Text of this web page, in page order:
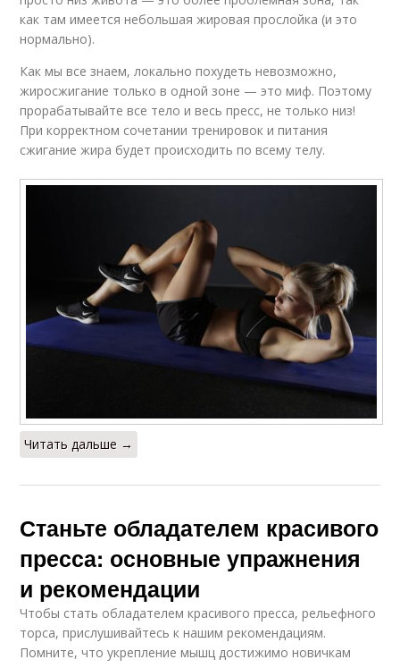
как там имеется небольшая жировая прослойка (и это
нормально).
Как мы все знаем, локально похудеть невозможно,
жиросжигание только в одной зоне — это миф. Поэтому
прорабатывайте все тело и весь пресс, не только низ!
При корректном сочетании тренировок и питания
сжигание жира будет происходить по всему телу.
Читать дальше →
Станьте обладателем красивого
пресса: основные упражнения
и рекомендации
Чтобы стать обладателем красивого пресса, рельефного
торса, прислушивайтесь к нашим рекомендациям.
Помните, что укрепление мышц достижимо новичкам